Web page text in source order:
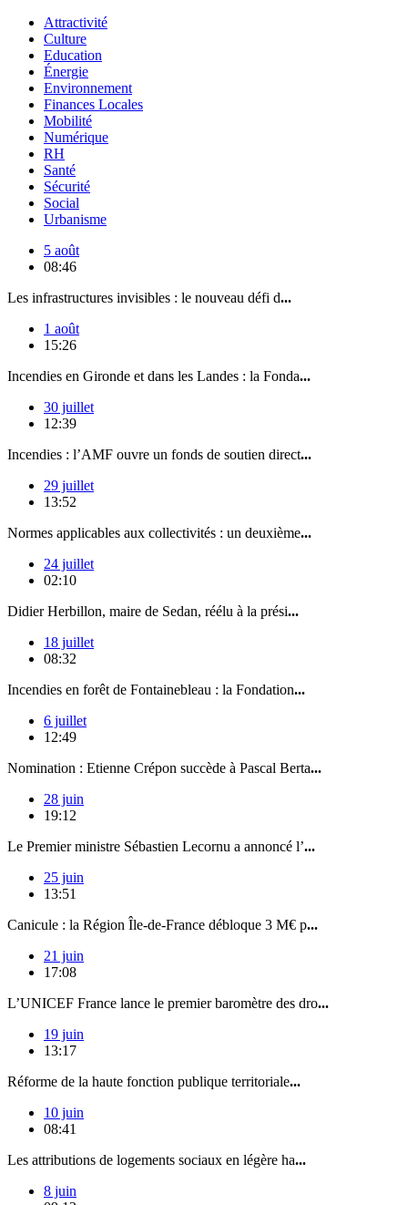
Attractivité
Culture
Education
Énergie
Environnement
Finances Locales
Mobilité
Numérique
RH
Santé
Sécurité
Social
Urbanisme
5 août
08:46
Les infrastructures invisibles : le nouveau défi d...
1 août
15:26
Incendies en Gironde et dans les Landes : la Fonda...
30 juillet
12:39
Incendies : l’AMF ouvre un fonds de soutien direct...
29 juillet
13:52
Normes applicables aux collectivités : un deuxième...
24 juillet
02:10
Didier Herbillon, maire de Sedan, réélu à la prési...
18 juillet
08:32
Incendies en forêt de Fontainebleau : la Fondation...
6 juillet
12:49
Nomination : Etienne Crépon succède à Pascal Berta...
28 juin
19:12
Le Premier ministre Sébastien Lecornu a annoncé l’...
25 juin
13:51
Canicule : la Région Île-de-France débloque 3 M€ p...
21 juin
17:08
L’UNICEF France lance le premier baromètre des dro...
19 juin
13:17
Réforme de la haute fonction publique territoriale...
10 juin
08:41
Les attributions de logements sociaux en légère ha...
8 juin